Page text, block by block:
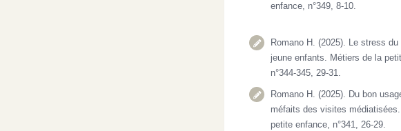
enfance, n°349, 8-10.
Romano H. (2025). Le stress
jeune enfants. Métiers de la
n°344-345, 29-31.
Romano H. (2025). Du bon
méfaits des visites
petite enfance, n°341, 26-29.